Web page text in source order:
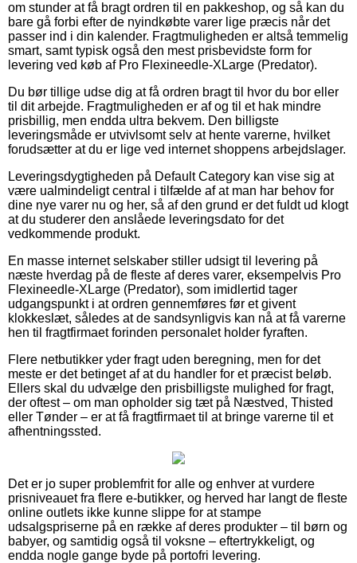
om stunder at få bragt ordren til en pakkeshop, og så kan du
bare gå forbi efter de nyindkøbte varer lige præcis når det
passer ind i din kalender. Fragtmuligheden er altså temmelig
smart, samt typisk også den mest prisbevidste form for
levering ved køb af Pro Flexineedle-XLarge (Predator).
Du bør tillige udse dig at få ordren bragt til hvor du bor eller
til dit arbejde. Fragtmuligheden er af og til et hak mindre
prisbillig, men endda ultra bekvem. Den billigste
leveringsmåde er utvivlsomt selv at hente varerne, hvilket
forudsætter at du er lige ved internet shoppens arbejdslager.
Leveringsdygtigheden på Default Category kan vise sig at
være ualmindeligt central i tilfælde af at man har behov for
dine nye varer nu og her, så af den grund er det fuldt ud klogt
at du studerer den anslåede leveringsdato for det
vedkommende produkt.
En masse internet selskaber stiller udsigt til levering på
næste hverdag på de fleste af deres varer, eksempelvis Pro
Flexineedle-XLarge (Predator), som imidlertid tager
udgangspunkt i at ordren gennemføres før et givent
klokkeslæt, således at de sandsynligvis kan nå at få varerne
hen til fragtfirmaet forinden personalet holder fyraften.
Flere netbutikker yder fragt uden beregning, men for det
meste er det betinget af at du handler for et præcist beløb.
Ellers skal du udvælge den prisbilligste mulighed for fragt,
der oftest – om man opholder sig tæt på Næstved, Thisted
eller Tønder – er at få fragtfirmaet til at bringe varerne til et
afhentningssted.
Det er jo super problemfrit for alle og enhver at vurdere
prisniveauet fra flere e-butikker, og herved har langt de fleste
online outlets ikke kunne slippe for at stampe
udsalgspriserne på en række af deres produkter – til børn og
babyer, og samtidig også til voksne – eftertrykkeligt, og
endda nogle gange byde på portofri levering.